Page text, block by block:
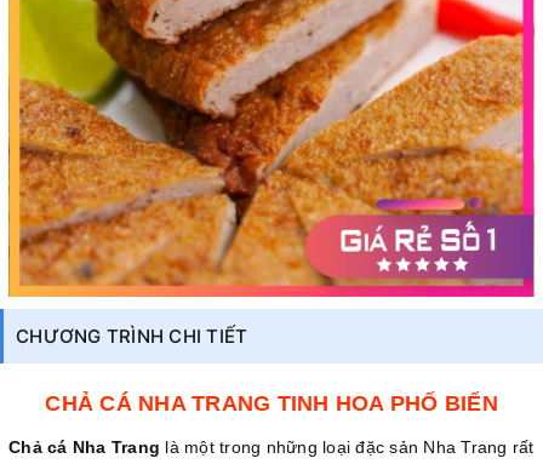
CHƯƠNG TRÌNH CHI TIẾT
CHẢ CÁ NHA TRANG TINH HOA PHỐ BIỂN
Chả cá Nha Trang là một trong những loại đặc sản Nha Trang rất